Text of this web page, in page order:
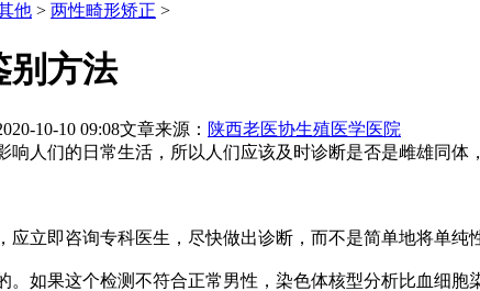
他 > 两性畸形矫正 >
别方法
10-10 09:08文章来源： 陕西老医协生殖医学医院
们的日常生活，所以人们应该及时诊断是否是雌雄同体
即咨询专科医生，尽快做出诊断，而不是简单地将单纯
果这个检测不符合正常男性，染色体核型分析比血细胞